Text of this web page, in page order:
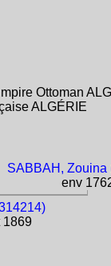
Ottoman
ALGÉRIE
SABBAH, Zouina
env
1869